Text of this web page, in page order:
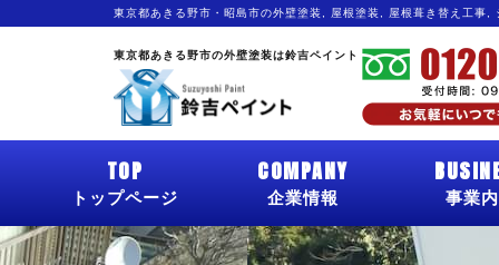
東京都あきる野市・昭島市の外壁塗装, 屋根塗装, 屋根葺き替え工事
東京都あきる野市の外壁塗装は鈴吉ペイント
TOP
トップページ
COMPANY
企業情報 事業